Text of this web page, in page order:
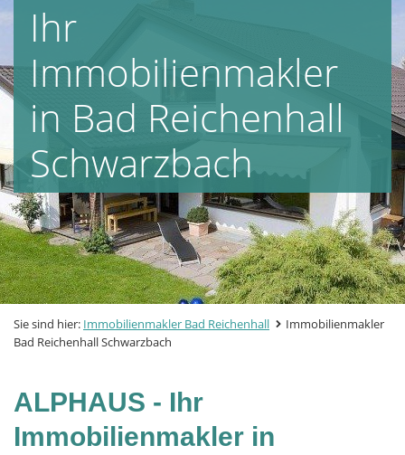
Ihr
Immobilienmakler
in Bad Reichenhall
Schwarzbach
Sie sind hier: Immobilienmakler Bad Reichenhall
Immobilienmakler
Bad Reichenhall Schwarzbach
ALPHAUS - Ihr
Immobilienmakler in